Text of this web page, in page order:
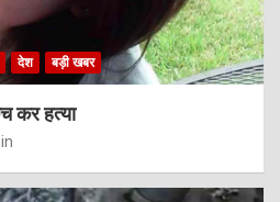
देश बड़ी खबर
कर हत्या